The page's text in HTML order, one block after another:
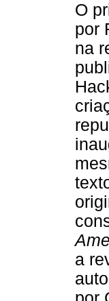
O
por
na
a